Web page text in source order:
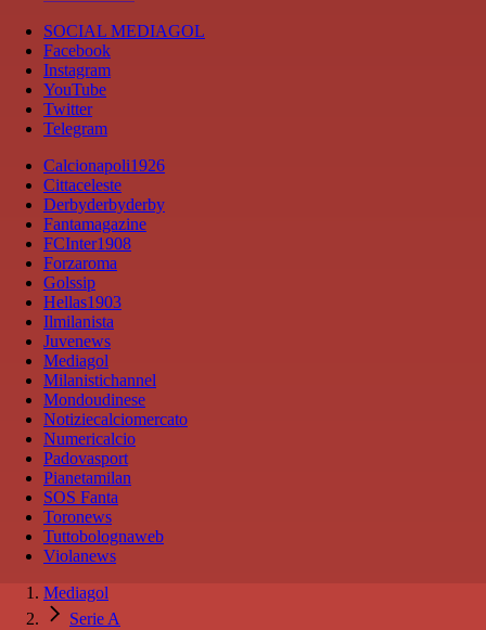
SOCIAL MEDIAGOL
Facebook
Instagram
YouTube
Twitter
Telegram
Calcionapoli1926
Cittaceleste
Derbyderbyderby
Fantamagazine
FCInter1908
Forzaroma
Golssip
Hellas1903
Ilmilanista
Juvenews
Mediagol
Milanistichannel
Mondoudinese
Notiziecalciomercato
Numericalcio
Padovasport
Pianetamilan
SOS Fanta
Toronews
Tuttobolognaweb
Violanews
Mediagol
Serie A